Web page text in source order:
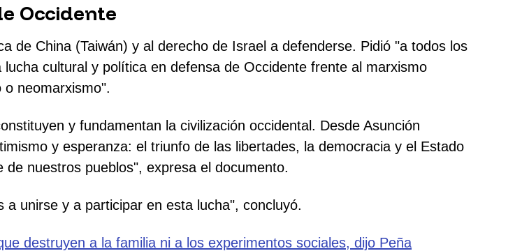
Occidente
de China (Taiwán) y al derecho de Israel a defenderse. Pidió "a todos los
cultural y política en defensa de Occidente frente al marxismo
neomarxismo".
y fundamentan la civilización occidental. Desde Asunción
y esperanza: el triunfo de las libertades, la democracia y el Estado
nuestros pueblos", expresa el documento.
unirse y a participar en esta lucha", concluyó.
destruyen a la familia ni a los experimentos sociales, dijo Peña